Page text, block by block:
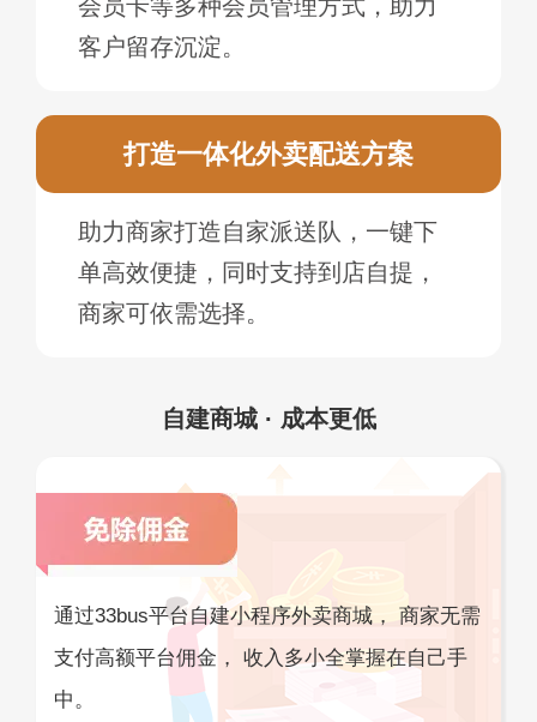
会员卡等多种会员管理方式，助力
客户留存沉淀。
打造一体化外卖配送方案
助力商家打造自家派送队，一键下
单高效便捷，同时支持到店自提，
商家可依需选择。
自建商城 · 成本更低
通过33bus平台自建小程序外卖商城， 商家无需
支付高额平台佣金， 收入多小全掌握在自己手
中。